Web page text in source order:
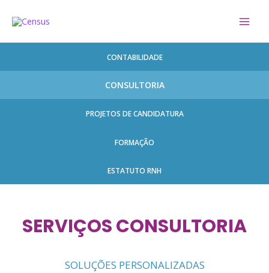
CONTABILIDADE
CONSULTORIA
PROJETOS DE CANDIDATURA
FORMAÇÃO
ESTATUTO RNH
SERVIÇOS CONSULTORIA
SOLUÇÕES PERSONALIZADAS